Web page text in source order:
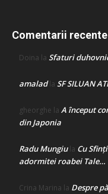
Comentarii recente
Doina la Sfaturi
amaladla SF SILUAN
gheorghe la A început
din Japonia
Radu Mungiula Cu
adormitei roabei Tale…
Crina Marina la Despre